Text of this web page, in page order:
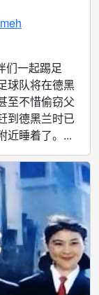
们一起踢足
球队将在德黑
至不惜偷窃父
到德黑兰时已
近睡着了。...